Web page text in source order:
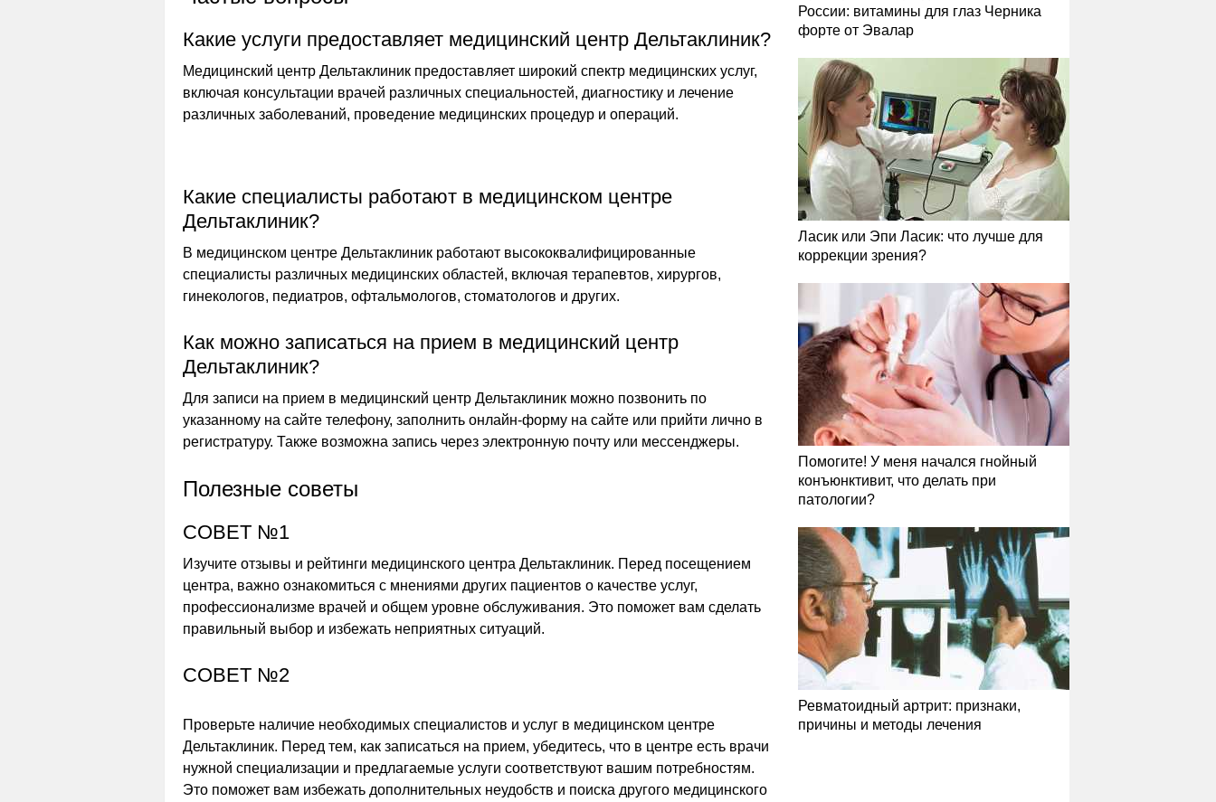
Какие услуги предоставляет медицинский центр Дельтаклиник?
Медицинский центр Дельтаклиник предоставляет широкий спектр медицинских услуг,
включая консультации врачей различных специальностей, диагностику и лечение
различных заболеваний, проведение медицинских процедур и операций.
Какие специалисты работают в медицинском центре
Дельтаклиник?
В медицинском центре Дельтаклиник работают высококвалифицированные
специалисты различных медицинских областей, включая терапевтов, хирургов,
гинекологов, педиатров, офтальмологов, стоматологов и других.
Как можно записаться на прием в медицинский центр
Дельтаклиник?
Для записи на прием в медицинский центр Дельтаклиник можно позвонить по
указанному на сайте телефону, заполнить онлайн-форму на сайте или прийти лично в
регистратуру. Также возможна запись через электронную почту или мессенджеры.
Полезные советы
СОВЕТ №1
Изучите отзывы и рейтинги медицинского центра Дельтаклиник. Перед посещением
центра, важно ознакомиться с мнениями других пациентов о качестве услуг,
профессионализме врачей и общем уровне обслуживания. Это поможет вам сделать
правильный выбор и избежать неприятных ситуаций.
СОВЕТ №2
Проверьте наличие необходимых специалистов и услуг в медицинском центре
Дельтаклиник. Перед тем, как записаться на прием, убедитесь, что в центре есть врачи
нужной специализации и предлагаемые услуги соответствуют вашим потребностям.
Это поможет вам избежать дополнительных неудобств и поиска другого медицинского
России: витамины для глаз Черника
форте от Эвалар
Ласик или Эпи Ласик: что лучше для
коррекции зрения?
Помогите! У меня начался гнойный
конъюнктивит, что делать при
патологии?
Ревматоидный артрит: признаки,
причины и методы лечения